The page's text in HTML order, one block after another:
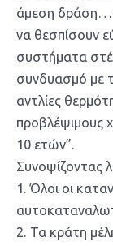
άμεση δράση…
να θεσπίσουν
συστήματα
συνδυασμό με
αντλίες
προβλέψιμους
10 ετών”.
Συνοψίζοντας
1. Όλοι οι
2. Τα κράτη